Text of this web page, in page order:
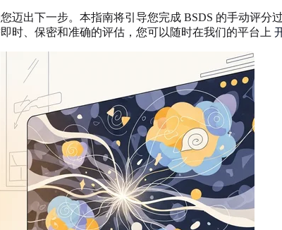
迈出下一步。本指南将引导您完成 BSDS 的手动评
时、保密和准确的评估，您可以随时在我们的平台上